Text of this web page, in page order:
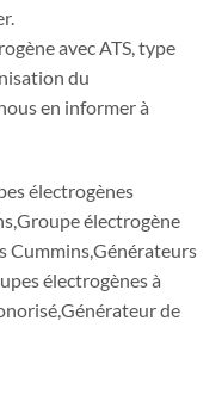
avec ATS, type
du
en informer à
électrogènes
électrogène
Cummins,Générateurs
électrogènes à
de